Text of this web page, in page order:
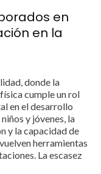
en
en la
donde la
cumple un rol
en el desarrollo
y jóvenes, la
y la capacidad de
herramientas
La escasez